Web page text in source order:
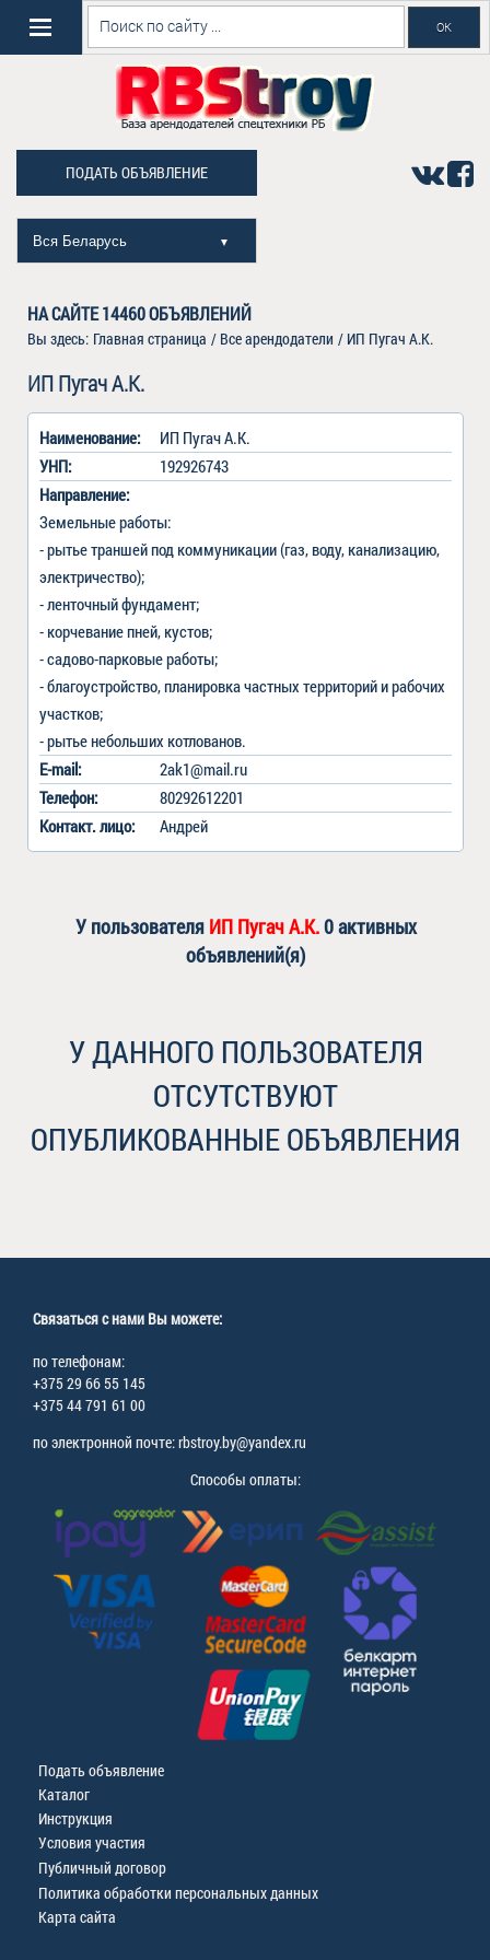
ПОДАТЬ ОБЪЯВЛЕНИЕ
Вся Беларусь ▼
НА САЙТЕ14460ОБЪЯВЛЕНИЙ
Вы здесь: Главная страница / Все арендодатели / ИП Пугач А.К.
ИП Пугач А.К.
Наименование:
ИП Пугач А.К.
УНП:
192926743
Направление:
Земельные работы:
- рытье траншей под коммуникации (газ, воду, канализацию,
электричество);
- ленточный фундамент;
- корчевание пней, кустов;
- садово-парковые работы;
- благоустройство, планировка частных территорий и рабочих
участков;
E-mail:
2ak1@mail.ru
Телефон:
80292612201
Контакт.лицо: Андрей
У пользователя ИП Пугач А.К.0 активных
объявлений(я)
У ДАННОГО ПОЛЬЗОВАТЕЛЯ
ОТСУТСТВУЮТ
ОПУБЛИКОВАННЫЕ ОБЪЯВЛЕНИЯ
Связаться с нами Вы можете:
по телефонам:
+375 29 66 55 145
+375 44 791 61 00
по электронной почте: rbstroy.by@yandex.ru
Способы оплаты:
Подать объявление
Каталог
Инструкция
Условия участия
Публичный договор
Политика обработки персональных данных
Карта сайта